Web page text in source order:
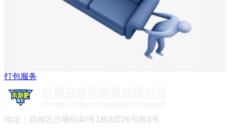
打包服务
地址：武侯区沙堰街40号1栋6层26号附3号